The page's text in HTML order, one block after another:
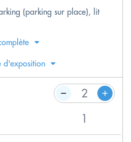
(parking sur place), lit
d'exposition